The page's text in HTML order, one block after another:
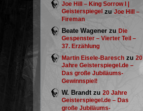
Joe Hill – King Sorrow I |
Geisterspiegel zuJoe Hill –
Fireman
Beate Wagener zuDie
Gespenster – Vierter Teil –
37. Erzählung
Martin Eisele-Baresch zu20
Jahre Geisterspiegel.de –
Das große Jubiläums-
Gewinnspiel!
W. Brandt zu20 Jahre
Geisterspiegel.de – Das
große Jubiläums-